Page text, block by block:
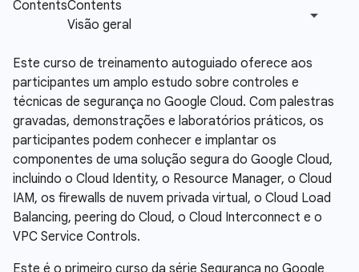
Este curso de treinamento autoguiado oferece aos
participantes um amplo estudo sobre controles e
técnicas de segurança no Google Cloud. Com palestras
gravadas, demonstrações e laboratórios práticos, os
participantes podem conhecer e implantar os
componentes de uma solução segura do Google Cloud,
incluindo o Cloud Identity, o Resource Manager, o Cloud
IAM, os firewalls de nuvem privada virtual, o Cloud Load
Balancing, peering do Cloud, o Cloud Interconnect e o
VPC Service Controls.
Este é o primeiro curso da série Segurança no Google